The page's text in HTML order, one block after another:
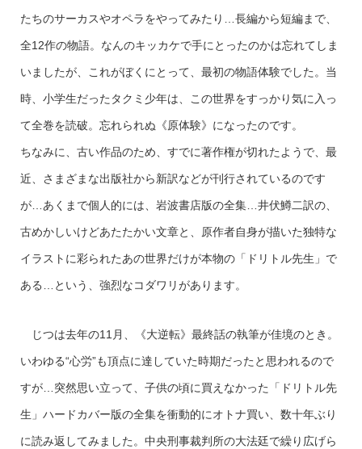
たちのサーカスやオペラをやってみたり…長編から短編まで、
全12作の物語。なんのキッカケで手にとったのかは忘れてしま
いましたが、これがぼくにとって、最初の物語体験でした。当
時、小学生だったタクミ少年は、この世界をすっかり気に入っ
て全巻を読破。忘れられぬ《原体験》になったのです。
ちなみに、古い作品のため、すでに著作権が切れたようで、最
近、さまざまな出版社から新訳などが刊行されているのです
が…あくまで個人的には、岩波書店版の全集…井伏鱒二訳の、
古めかしいけどあたたかい文章と、原作者自身が描いた独特な
イラストに彩られたあの世界だけが本物の「ドリトル先生」で
ある…という、強烈なコダワリがあります。
じつは去年の11月、《大逆転》最終話の執筆が佳境のとき。
いわゆる“心労”も頂点に達していた時期だったと思われるので
すが…突然思い立って、子供の頃に買えなかった「ドリトル先
生」ハードカバー版の全集を衝動的にオトナ買い、数十年ぶり
に読み返してみました。中央刑事裁判所の大法廷で繰り広げら